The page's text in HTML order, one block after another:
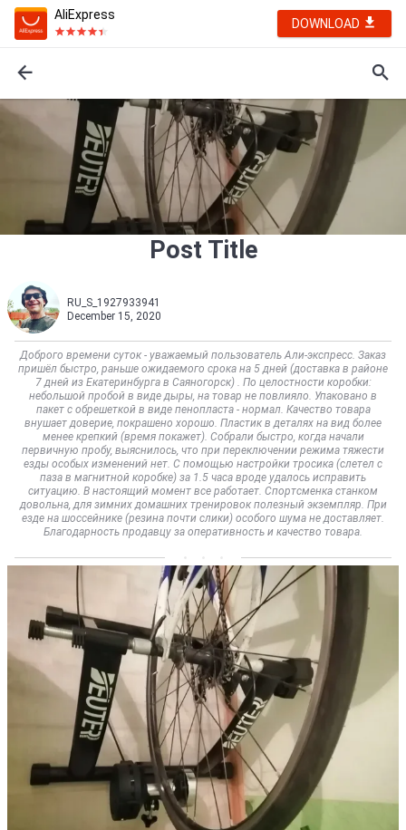
AliExpress
DOWNLOAD
Post Title
RU_S_1927933941
December 15, 2020
Доброго времени суток - уважаемый пользователь Али-экспресс. Заказ
пришёл быстро, раньше ожидаемого срока на 5 дней (доставка в районе
7 дней из Екатеринбурга в Саяногорск) . По целостности коробки:
небольшой пробой в виде дыры, на товар не повлияло. Упаковано в
пакет с обрешеткой в виде пенопласта - нормал. Качество товара
внушает доверие, покрашено хорошо. Пластик в деталях на вид более
менее крепкий (время покажет). Собрали быстро, когда начали
первичную пробу, выяснилось, что при переключении режима тяжести
езды особых изменений нет. С помощью настройки тросика (слетел с
паза в магнитной коробке) за 1.5 часа вроде удалось исправить
ситуацию. В настоящий момент все работает. Спортсменка станком
довольна, для зимних домашних тренировок полезный экземпляр. При
езде на шоссейнике (резина почти слики) особого шума не доставляет.
Благодарность продавцу за оперативность и качество товара.